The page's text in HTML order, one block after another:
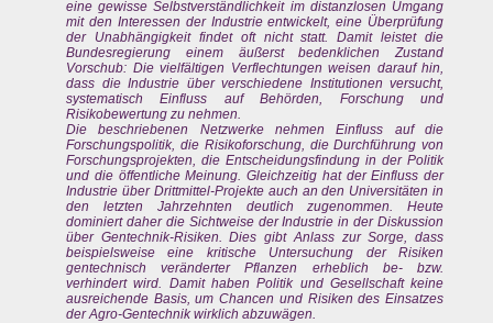
eine gewisse Selbstverständlichkeit im distanzlosen Umgang
mit den Interessen der Industrie entwickelt, eine Überprüfung
der Unabhängigkeit findet oft nicht statt. Damit leistet die
Bundesregierung einem äußerst bedenklichen Zustand
Vorschub: Die vielfältigen Verflechtungen weisen darauf hin,
dass die Industrie über verschiedene Institutionen versucht,
systematisch Einfluss auf Behörden, Forschung und
Risikobewertung zu nehmen.
Die beschriebenen Netzwerke nehmen Einfluss auf die
Forschungspolitik, die Risikoforschung, die Durchführung von
Forschungsprojekten, die Entscheidungsfindung in der Politik
und die öffentliche Meinung. Gleichzeitig hat der Einfluss der
Industrie über Drittmittel-Projekte auch an den Universitäten in
den letzten Jahrzehnten deutlich zugenommen. Heute
dominiert daher die Sichtweise der Industrie in der Diskussion
über Gentechnik-Risiken. Dies gibt Anlass zur Sorge, dass
beispielsweise eine kritische Untersuchung der Risiken
gentechnisch veränderter Pflanzen erheblich be- bzw.
verhindert wird. Damit haben Politik und Gesellschaft keine
ausreichende Basis, um Chancen und Risiken des Einsatzes
der Agro-Gentechnik wirklich abzuwägen.